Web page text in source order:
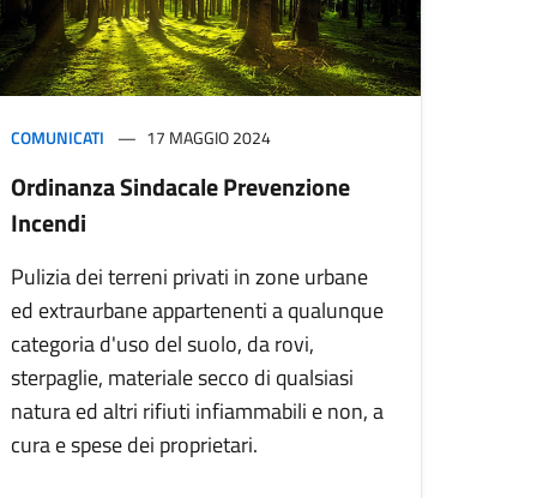
COMUNICATI 17 MAGGIO 2024
Ordinanza Sindacale Prevenzione
Incendi
Pulizia dei terreni privati in zone urbane
ed extraurbane appartenenti a qualunque
categoria d'uso del suolo, da rovi,
sterpaglie, materiale secco di qualsiasi
natura ed altri rifiuti infiammabili e non, a
cura e spese dei proprietari.